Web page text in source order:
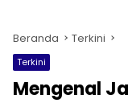
Beranda Terkini
Terkini
Mengenal